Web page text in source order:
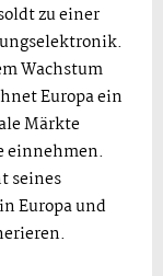
zu einer
Wachstum
Europa ein
Märkte
einnehmen.
seines
Europa und